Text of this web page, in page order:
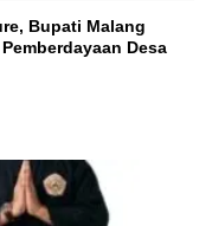
Bupati Malang
Desa